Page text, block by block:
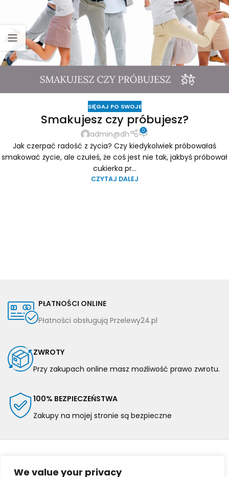
We value your privacy
SIĘGAJ PO SWOJE
Smakujesz czy próbujesz?
admin@dh 0
Jak czerpać radość z życia? Czy kiedykolwiek próbowałaś
smakować życie, ale czułeś, że coś jest nie tak, jakbyś próbował
cukierka pr...
CZYTAJ DALEJ
PŁATNOŚCI ONLINE
Płatności obsługują Przelewy24.pl
ZWROTY
Przy zakupach online masz możliwość prawo zwrotu.
100% BEZPIECZEŃSTWA
Zakupy na mojej stronie są bezpieczne